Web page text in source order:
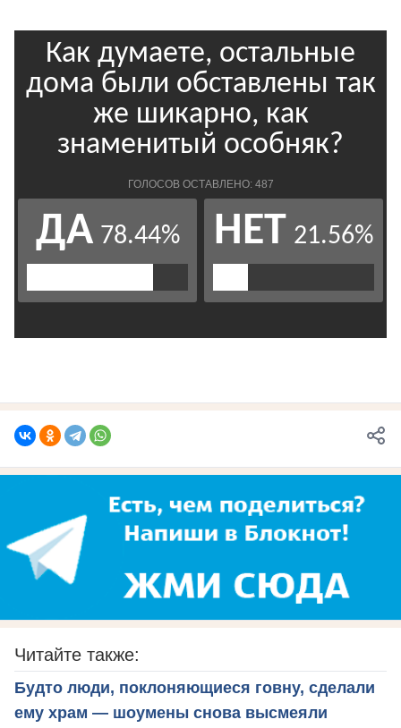
Читайте также:
Будто люди, поклоняющиеся говну, сделали
ему храм — шоумены снова высмеяли